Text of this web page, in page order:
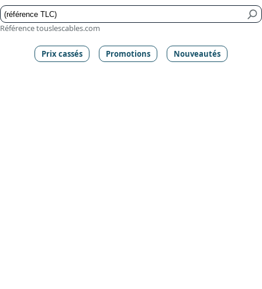
Référence touslescables.com
Prix cassés Promotions Nouveautés